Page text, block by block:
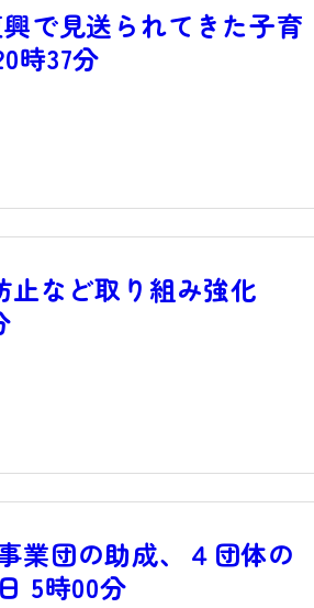
で見送られてきた子育
時37分
など取り組み強化
業団の助成、４団体の
5時00分